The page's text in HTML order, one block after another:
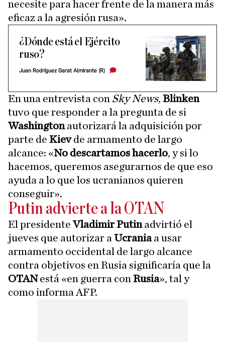
necesite para hacer frente de la manera más
eficaz a la agresión rusa».
¿Dónde está el Ejército
ruso?
Juan Rodríguez Garat Almirante (R)
En una entrevista con Sky News, Blinken
tuvo que responder a la pregunta de si
Washingtonautorizará la adquisición por
parte de Kievde armamento de largo
alcance: «No descartamos hacerlo, y si lo
hacemos, queremos asegurarnos de que eso
ayuda a lo que los ucranianos quieren
conseguir».
Putin advierte a la OTAN
El presidenteVladimir Putinadvirtió el
jueves que autorizar a Ucraniaa usar
armamento occidental de largo alcance
contra objetivos en Rusia significaría que la
OTANestá «en guerra con Rusia», tal y
como informa AFP.